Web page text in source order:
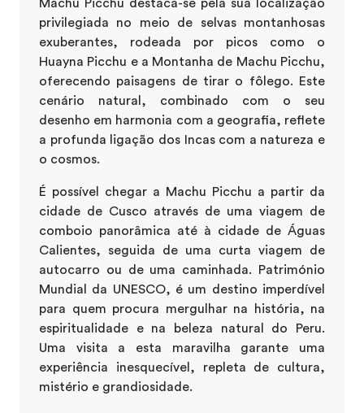
Machu Picchu destaca-se pela sua localização
privilegiada no meio de selvas montanhosas
exuberantes, rodeada por picos como o
Huayna Picchu e a Montanha de Machu Picchu,
oferecendo paisagens de tirar o fôlego. Este
cenário natural, combinado com o seu
desenho em harmonia com a geografia, reflete
a profunda ligação dos Incas com a natureza e
o cosmos.
É possível chegar a Machu Picchu a partir da
cidade de Cusco através de uma viagem de
comboio panorâmica até à cidade de Águas
Calientes, seguida de uma curta viagem de
autocarro ou de uma caminhada. Património
Mundial da UNESCO, é um destino imperdível
para quem procura mergulhar na história, na
espiritualidade e na beleza natural do Peru.
Uma visita a esta maravilha garante uma
experiência inesquecível, repleta de cultura,
mistério e grandiosidade.